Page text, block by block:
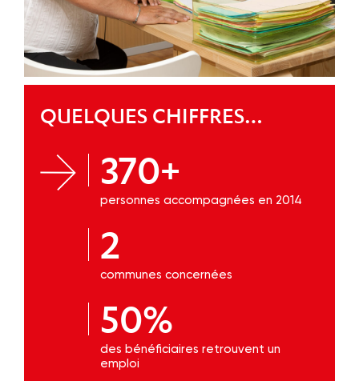
QUELQUES CHIFFRES…
370+
personnes accompagnées en 2014
2
communes concernées
50%
des bénéficiaires retrouvent un
emploi